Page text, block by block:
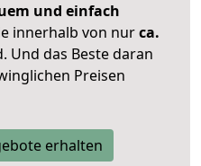
und einfach
innerhalb von nurca.
Und das Beste daran
Preisen
erhalten